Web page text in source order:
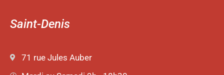
Saint-Denis
71 rue Jules Auber